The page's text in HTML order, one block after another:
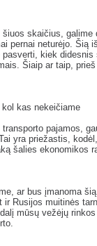
skaičius,
pernai neturėjo. Šią
pasverti, kiek
Šiaip ar taip,
kol kas nekeičiame
transporto pajamos,
yra priežastis,
šalies ekonomikos
ar bus įmanoma
ir Rusijos muitinės
mūsų vežėjų